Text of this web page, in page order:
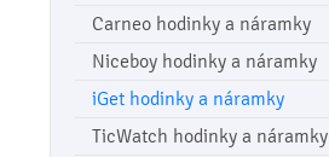
Carneo hodinky a náramky
Niceboy hodinky a náramky
iGet hodinky a náramky
TicWatch hodinky a náramky